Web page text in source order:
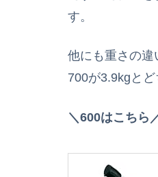
す。
他にも重さの違
700が3.9kgと
＼600はこちら